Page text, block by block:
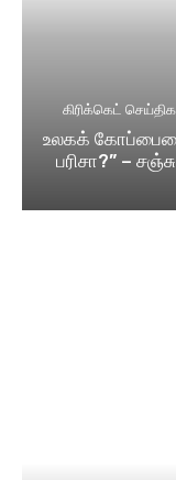
கிரிக்கெட்
உலகக்
பரிசா?” –